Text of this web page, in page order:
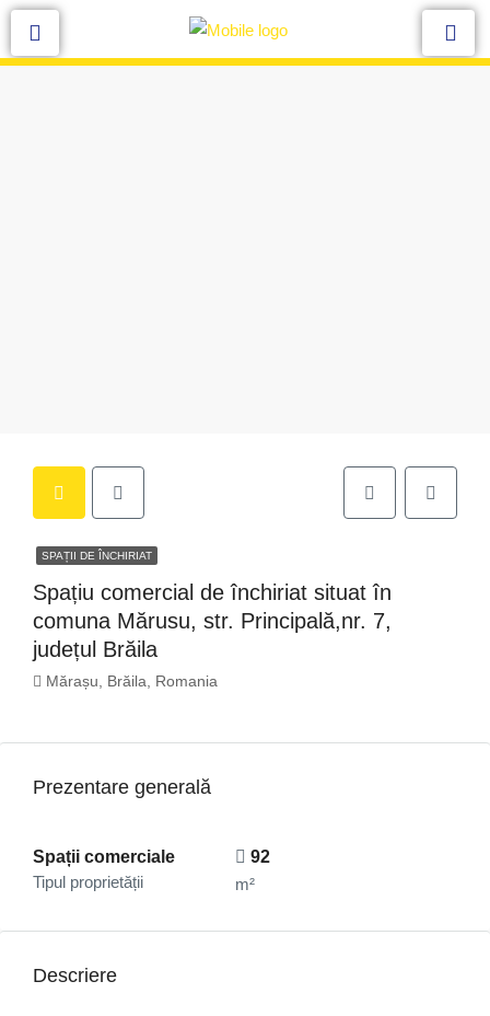
SPAȚII DE ÎNCHIRIAT
Spațiu comercial de închiriat situat în
comuna Mărusu, str. Principală,nr. 7,
județul Brăila
Mărașu, Brăila, Romania
Prezentare generală
Spații comerciale
Tipul proprietății
92
m²
Descriere